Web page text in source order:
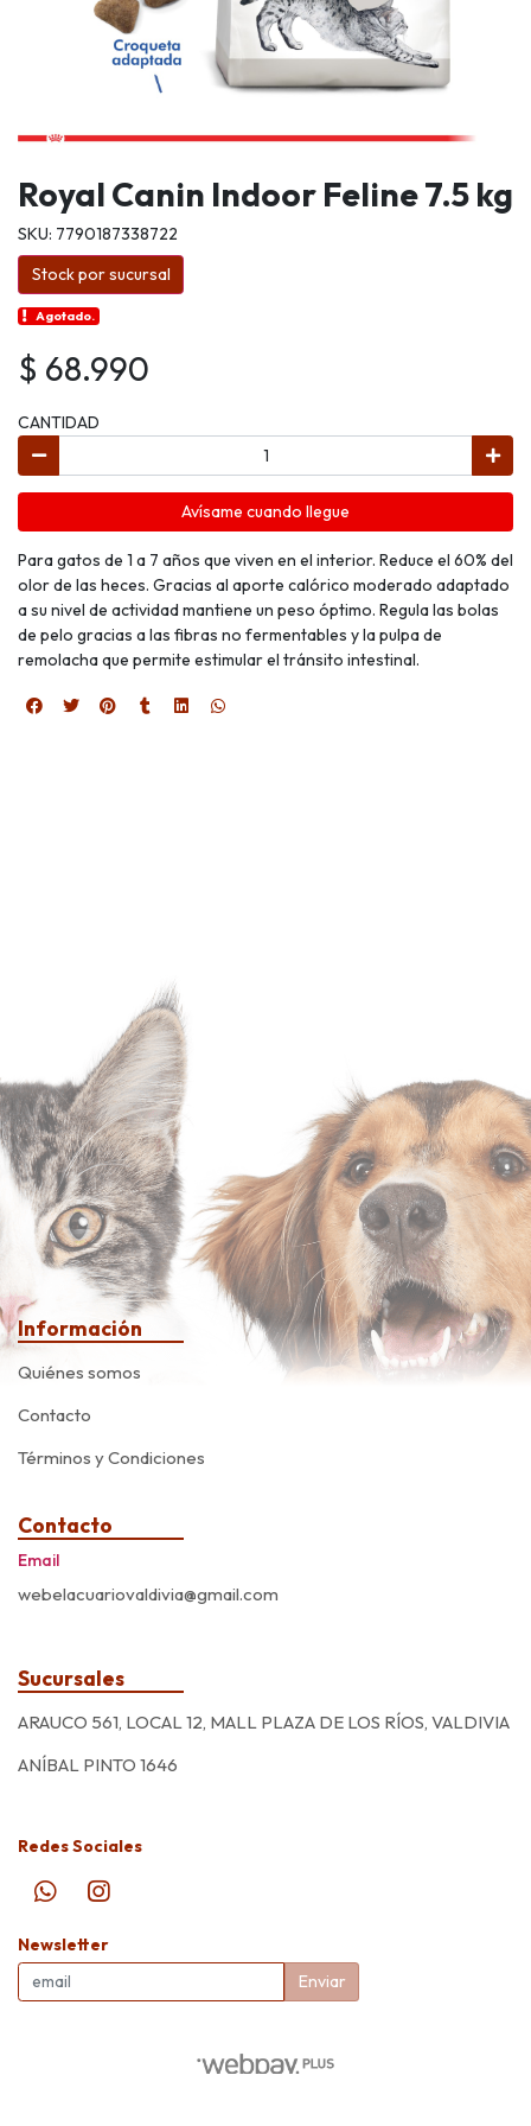
Royal Canin Indoor Feline 7.5 kg
SKU: 7790187338722
Stock por sucursal
Agotado.
$ 68.990
CANTIDAD
Avísame cuando llegue
Para gatos de 1 a 7 años que viven en el interior. Reduce el 60% del
olor de las heces. Gracias al aporte calórico moderado adaptado
a su nivel de actividad mantiene un peso óptimo. Regula las bolas
de pelo gracias a las fibras no fermentables y la pulpa de
remolacha que permite estimular el tránsito intestinal.
Información
Quiénes somos
Contacto
Términos y Condiciones
Contacto
Email
webelacuariovaldivia@gmail.com
Sucursales
ARAUCO 561, LOCAL 12, MALL PLAZA DE LOS RÍOS, VALDIVIA
ANÍBAL PINTO 1646
Redes Sociales
Newsletter
Enviar